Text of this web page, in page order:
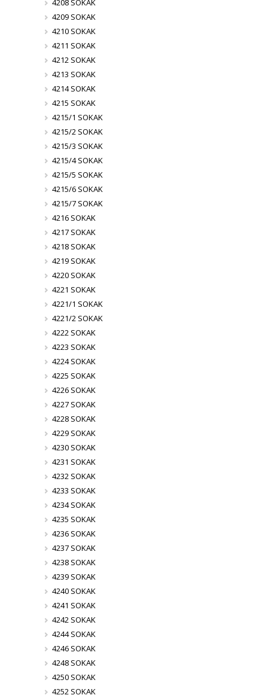
4208 SOKAK
4209 SOKAK
4210 SOKAK
4211 SOKAK
4212 SOKAK
4213 SOKAK
4214 SOKAK
4215 SOKAK
4215/1 SOKAK
4215/2 SOKAK
4215/3 SOKAK
4215/4 SOKAK
4215/5 SOKAK
4215/6 SOKAK
4215/7 SOKAK
4216 SOKAK
4217 SOKAK
4218 SOKAK
4219 SOKAK
4220 SOKAK
4221 SOKAK
4221/1 SOKAK
4221/2 SOKAK
4222 SOKAK
4223 SOKAK
4224 SOKAK
4225 SOKAK
4226 SOKAK
4227 SOKAK
4228 SOKAK
4229 SOKAK
4230 SOKAK
4231 SOKAK
4232 SOKAK
4233 SOKAK
4234 SOKAK
4235 SOKAK
4236 SOKAK
4237 SOKAK
4238 SOKAK
4239 SOKAK
4240 SOKAK
4241 SOKAK
4242 SOKAK
4244 SOKAK
4246 SOKAK
4248 SOKAK
4250 SOKAK
4252 SOKAK